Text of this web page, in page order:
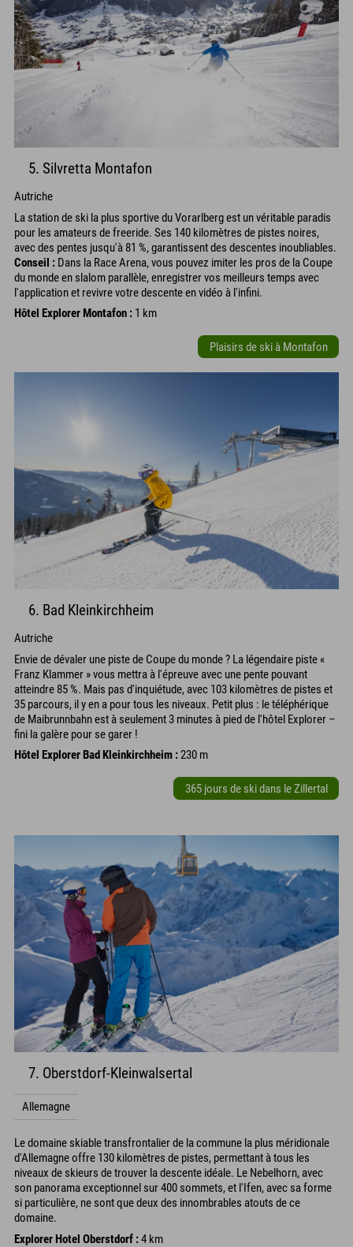
5. Silvretta Montafon
Autriche
La station de ski la plus sportive du Vorarlberg est un véritable paradis
pour les amateurs de freeride. Ses 140 kilomètres de pistes noires,
avec des pentes jusqu'à 81 %, garantissent des descentes inoubliables.
Conseil : Dans la Race Arena, vous pouvez imiter les pros de la Coupe
du monde en slalom parallèle, enregistrer vos meilleurs temps avec
l'application et revivre votre descente en vidéo à l'infini.
Hôtel Explorer Montafon : 1 km
Plaisirs de ski à Montafon
6. Bad Kleinkirchheim
Autriche
Envie de dévaler une piste de Coupe du monde ? La légendaire piste «
Franz Klammer » vous mettra à l'épreuve avec une pente pouvant
atteindre 85 %. Mais pas d'inquiétude, avec 103 kilomètres de pistes et
35 parcours, il y en a pour tous les niveaux. Petit plus : le téléphérique
de Maibrunnbahn est à seulement 3 minutes à pied de l'hôtel Explorer –
fini la galère pour se garer !
Hôtel Explorer Bad Kleinkirchheim :230 m
365 jours de ski dans le Zillertal
7. Oberstdorf-Kleinwalsertal
Allemagne
Le domaine skiable transfrontalier de la commune la plus méridionale
d'Allemagne offre 130 kilomètres de pistes, permettant à tous les
niveaux de skieurs de trouver la descente idéale. Le Nebelhorn, avec
son panorama exceptionnel sur 400 sommets, et l'Ifen, avec sa forme
si particulière, ne sont que deux des innombrables atouts de ce
domaine.
Explorer Hotel Oberstdorf :4 km